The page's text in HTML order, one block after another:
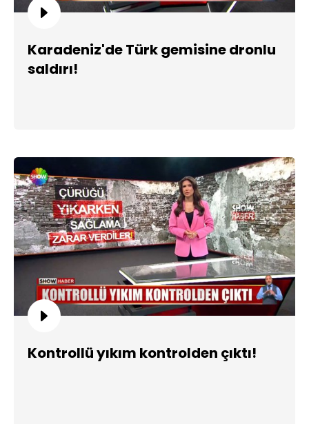
Karadeniz'de Türk gemisine dronlu
saldırı!
Kontrollü yıkım kontrolden çıktı!